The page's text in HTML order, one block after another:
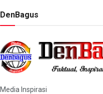
DenBagus
Media Inspirasi